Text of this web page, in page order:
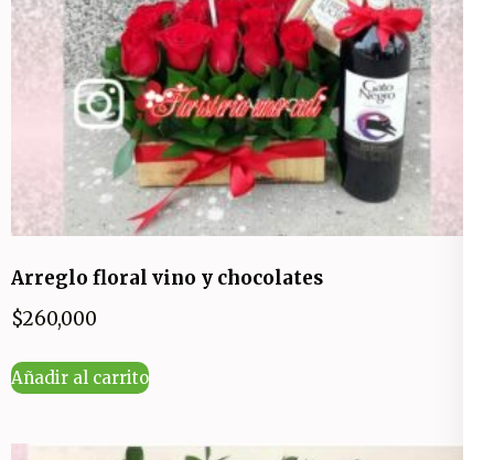
Arreglo floral vino y chocolates
$260,000
Añadir al carrito